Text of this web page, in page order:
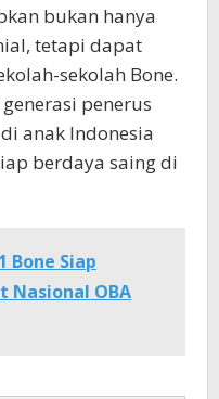
bukan hanya
tetapi dapat
sekolah Bone.
penerus
anak Indonesia
berdaya saing di
Bone Siap
Nasional OBA